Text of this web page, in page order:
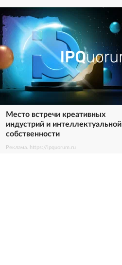
Место встречи креативных
индустрий и интеллектуальной
собственности
Реклама. https://ipquorum.ru